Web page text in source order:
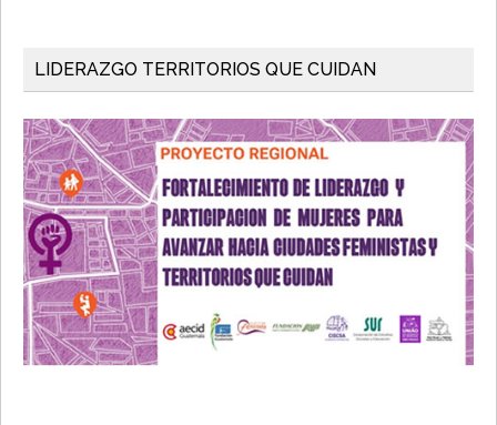
LIDERAZGO TERRITORIOS QUE CUIDAN